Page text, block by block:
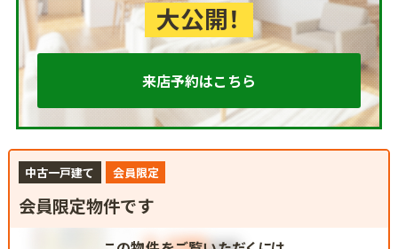
大公開！
来店予約はこちら
中古一戸建て 会員限定
会員限定物件です